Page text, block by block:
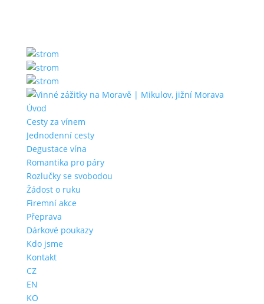
Úvod
Cesty za vínem
Jednodenní cesty
Degustace vína
Romantika pro páry
Rozlučky se svobodou
Žádost o ruku
Firemní akce
Přeprava
Dárkové poukazy
Kdo jsme
Kontakt
CZ
EN
KO